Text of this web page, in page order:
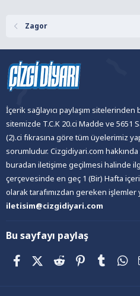
Zagor
İçerik sağlayıcı paylaşım
sitemizde T.C.K 20.ci Madde ve 5651
(2).ci fıkrasına göre tüm üyelerimiz
sorumludur. Cizgidiyari.com
buradan iletişime geçilmesi halinde
çerçevesinde en geç 1 (Bir) Hafta
olarak tarafımızdan gereken işlemler
iletisim@cizgidiyari.com
Bu sayfayı paylaş
FacebookX (Twitter)
Reddit PinterestTumblr